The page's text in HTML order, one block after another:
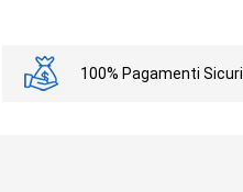
100% Pagamenti Sicuri